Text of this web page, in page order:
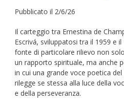
Pubblicato il 2/6/26
Il carteggio tra Ernestina de
Escrivá, sviluppatosi tra il 1959 e
fonte di particolare rilievo non
un rapporto spirituale, ma anche
in cui una grande voce poetica
rilegge se stessa alla luce della
e della perseveranza.